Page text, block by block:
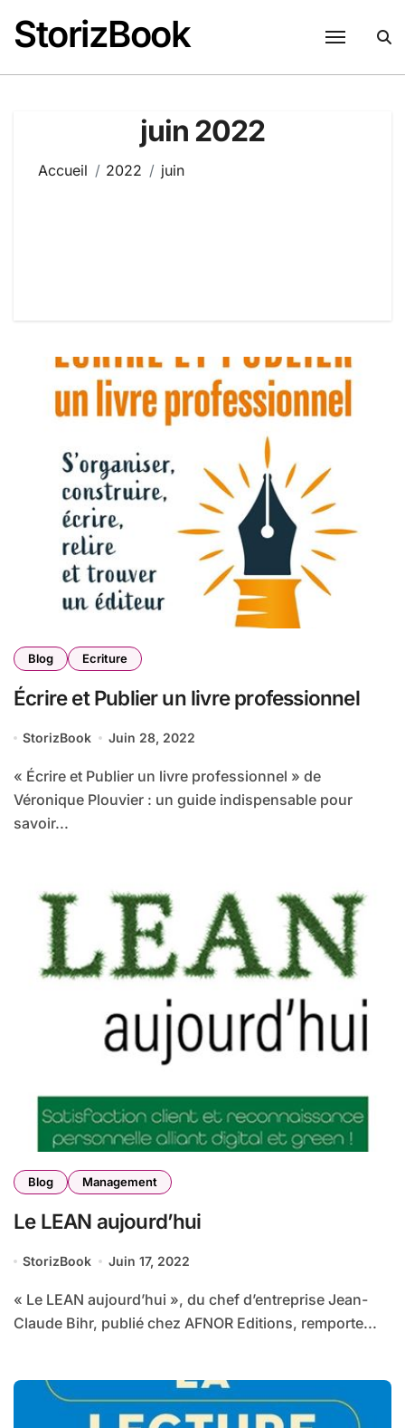
contenu
StorizBook
juin 2022
Accueil 2022 juin
Blog Ecriture
Écrire et Publier un livre professionnel
StorizBook Juin 28, 2022
« Écrire et Publier un livre professionnel » de
Véronique Plouvier : un guide indispensable pour
savoir...
Blog Management
Le LEAN aujourd’hui
StorizBook Juin 17, 2022
« Le LEAN aujourd’hui », du chef d’entreprise Jean-
Claude Bihr, publié chez AFNOR Editions, remporte...